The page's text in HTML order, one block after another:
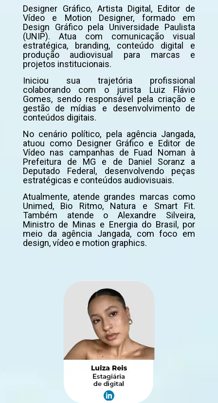
Designer Gráfico, Artista Digital, Editor de
Vídeo e Motion Designer, formado em
Design Gráfico pela Universidade Paulista
(UNIP). Atua com comunicação visual
estratégica, branding, conteúdo digital e
produção audiovisual para marcas e
projetos institucionais.
Iniciou sua trajetória profissional
colaborando com o jurista Luiz Flávio
Gomes, sendo responsável pela criação e
gestão de mídias e desenvolvimento de
conteúdos digitais.
No cenário político, pela agência Jangada,
atuou como Designer Gráfico e Editor de
Vídeo nas campanhas de Fuad Noman à
Prefeitura de MG e de Daniel Soranz a
Deputado Federal, desenvolvendo peças
estratégicas e conteúdos audiovisuais.
Atualmente, atende grandes marcas como
Unimed, Bio Ritmo, Natura e Smart Fit.
Também atende o Alexandre Silveira,
Ministro de Minas e Energia do Brasil, por
meio da agência Jangada, com foco em
design, vídeo e motion graphics.